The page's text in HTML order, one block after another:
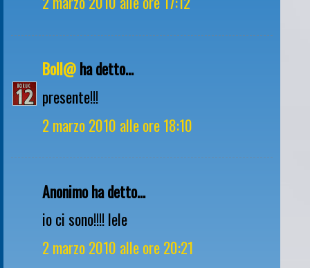
Boll@ha detto...
presente!!!
2 marzo 2010 alle ore 18:10
Anonimo ha detto...
io ci sono!!!! lele
2 marzo 2010 alle ore 20:21